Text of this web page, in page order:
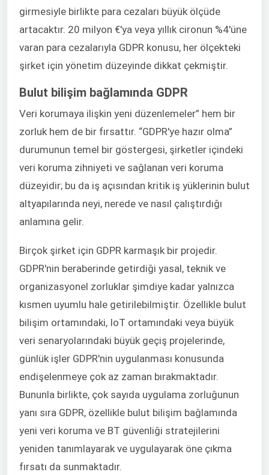
girmesiyle birlikte para cezaları büyük ölçüde
artacaktır. 20 milyon €'ya veya yıllık cironun %4'üne
varan para cezalarıyla GDPR konusu, her ölçekteki
şirket için yönetim düzeyinde dikkat çekmiştir.
Bulut bilişim bağlamında GDPR
Veri korumaya ilişkin yeni düzenlemeler” hem bir
zorluk hem de bir fırsattır. “GDPR'ye hazır olma”
durumunun temel bir göstergesi, şirketler içindeki
veri koruma zihniyeti ve sağlanan veri koruma
düzeyidir; bu da iş açısından kritik iş yüklerinin bulut
altyapılarında neyi, nerede ve nasıl çalıştırdığı
anlamına gelir.
Birçok şirket için GDPR karmaşık bir projedir.
GDPR'nin beraberinde getirdiği yasal, teknik ve
organizasyonel zorluklar şimdiye kadar yalnızca
kısmen uyumlu hale getirilebilmiştir. Özellikle bulut
bilişim ortamındaki, IoT ortamındaki veya büyük
veri senaryolarındaki büyük geçiş projelerinde,
günlük işler GDPR'nin uygulanması konusunda
endişelenmeye çok az zaman bırakmaktadır.
Bununla birlikte, çok sayıda uygulama zorluğunun
yanı sıra GDPR, özellikle bulut bilişim bağlamında
yeni veri koruma ve BT güvenliği stratejilerini
yeniden tanımlayarak ve uygulayarak öne çıkma
fırsatı da sunmaktadır.